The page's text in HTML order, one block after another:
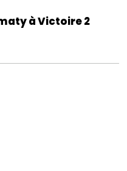
à Victoire 2